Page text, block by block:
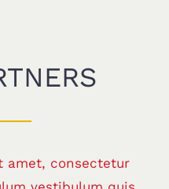
amet, consectetur